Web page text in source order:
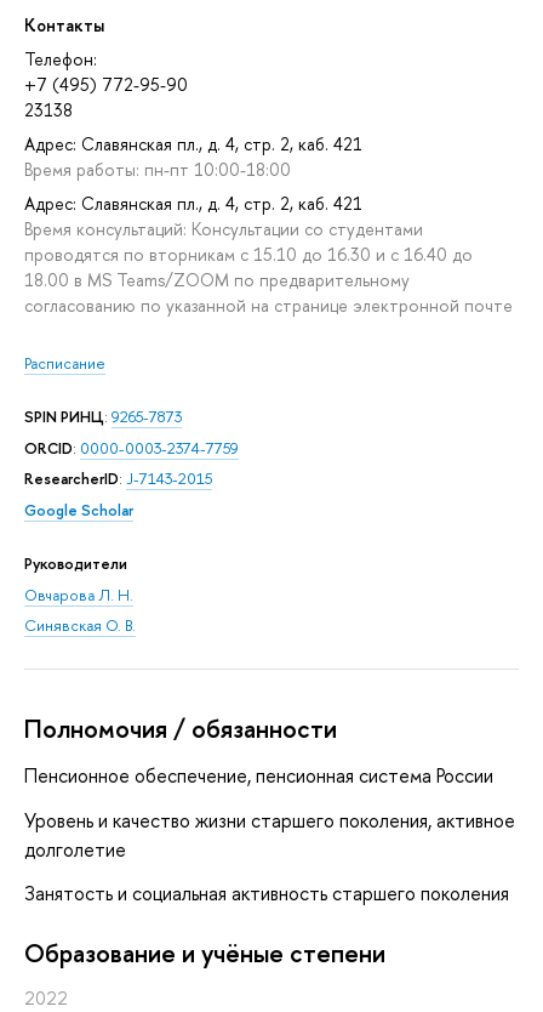
Контакты
Телефон:
+7 (495) 772-95-90
23138
Адрес: Славянская пл., д. 4, стр. 2, каб. 421
Время работы: пн-пт 10:00-18:00
Адрес: Славянская пл., д. 4, стр. 2, каб. 421
Время консультаций: Консультации со студентами
проводятся по вторникам с 15.10 до 16.30 и с 16.40 до
18.00 в MS Teams/ZOOM по предварительному
согласованию по указанной на странице электронной почте
Расписание
SPIN РИНЦ: 9265-7873
ORCID: 0000-0003-2374-7759
ResearcherID: J-7143-2015
Google Scholar
Руководители
Овчарова Л. Н.
Синявская О. В.
Полномочия / обязанности
Пенсионное обеспечение, пенсионная система России
Уровень и качество жизни старшего поколения, активное
долголетие
Занятость и социальная активность старшего поколения
Oбразование и учёные степени
2022